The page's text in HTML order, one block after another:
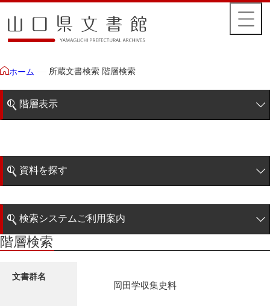
ホーム 所蔵文書検索 階層検索
階層表示
藩政文書
特定歴史公文書
諸家文書
資料を探す
階層検索
検索システムご利用案内
検索システムの利用について
更新履歴
階層検索
文書群名
岡田学収集史料